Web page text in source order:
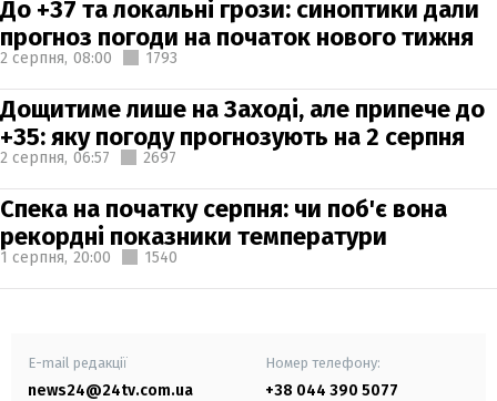
До +37 та локальні грози: синоптики дали
прогноз погоди на початок нового тижня
2 серпня, 08:00 1793
Дощитиме лише на Заході, але припече до
+35: яку погоду прогнозують на 2 серпня
2 серпня, 06:57 2697
Спека на початку серпня: чи поб'є вона
рекордні показники температури
1 серпня, 20:00 1540
E-mail редакції
news24@24tv.com.ua
Номер телефону:
+38 044 390 5077